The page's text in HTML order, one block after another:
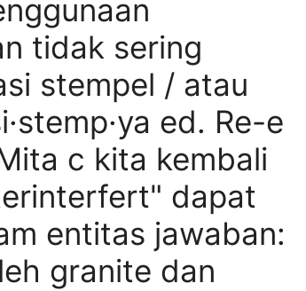
tidak sering
stempel / atau
ed. Re-e
c kita kembali
dapat
entitas jawaban:
granite dan